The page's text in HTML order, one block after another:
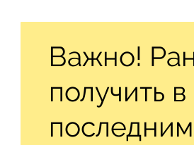
Важно!
получить